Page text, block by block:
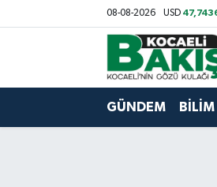
08-08-2026 USD
GÜNDEM BİLİM
Kocaeli Nöbetçi Eczaneler
Kocaeli Hava Durumu